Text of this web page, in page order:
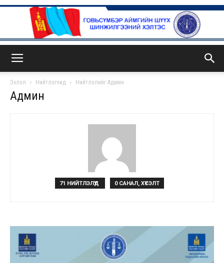
Эхлэл Нийтлэгчид Нийтлэлийг Админ
Админ
71 НИЙТЛЭЛҮҮД 0 САНАЛ, ХҮСЭЛТ